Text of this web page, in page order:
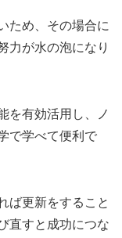
ため、その場合に
力が水の泡になり
を有効活用し、ノ
で学べて便利で
ば更新をすること
直すと成功につな